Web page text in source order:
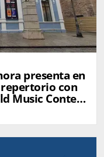
presenta en
con
Music Contest